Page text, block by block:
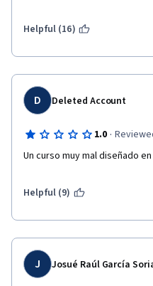
Helpful (16)
D Deleted Account
1.0 ·
Un curso muy mal diseñado
Helpful (9)
J Josué Raúl García